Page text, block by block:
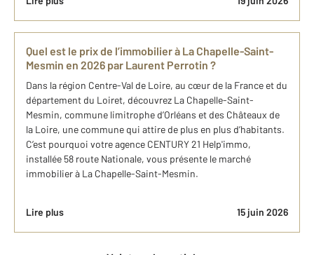
Quel est le prix de l’immobilier à La Chapelle-Saint-
Mesmin en 2026 ​par Laurent Perrotin ?
Dans la région Centre-Val de Loire, au cœur de la France et du
département du Loiret, découvrez La Chapelle-Saint-
Mesmin, commune limitrophe d’Orléans et des Châteaux de
la Loire, une commune qui attire de plus en plus d’habitants.
C’est pourquoi votre agence CENTURY 21 Help'immo,
installée 58 route Nationale, vous présente le marché
immobilier à La Chapelle-Saint-Mesmin.
Lire plus 15 juin 2026